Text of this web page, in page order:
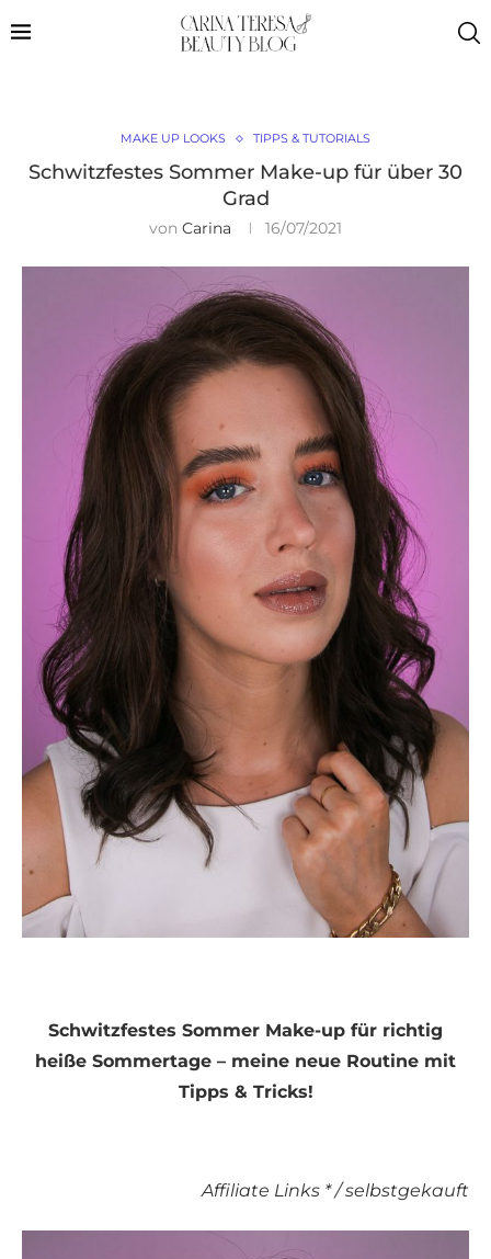
MAKE UP LOOKS TIPPS & TUTORIALS
Schwitzfestes Sommer Make-up für über 30
Grad
von Carina 16/07/2021
Schwitzfestes Sommer Make-up für richtig
heiße Sommertage – meine neue Routine mit
Tipps & Tricks!
Affiliate Links * / selbstgekauft